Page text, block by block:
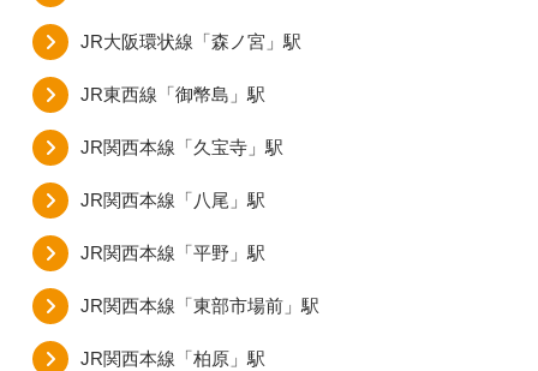
JR大阪環状線「森ノ宮」駅
JR東西線「御幣島」駅
JR関西本線「久宝寺」駅
JR関西本線「八尾」駅
JR関西本線「平野」駅
JR関西本線「東部市場前」駅
JR関西本線「柏原」駅